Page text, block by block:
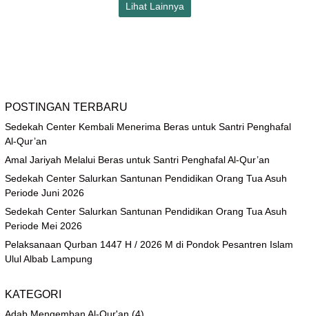
Lihat Lainnya
POSTINGAN TERBARU
Sedekah Center Kembali Menerima Beras untuk Santri Penghafal
Al-Qur’an
Amal Jariyah Melalui Beras untuk Santri Penghafal Al-Qur’an
Sedekah Center Salurkan Santunan Pendidikan Orang Tua Asuh
Periode Juni 2026
Sedekah Center Salurkan Santunan Pendidikan Orang Tua Asuh
Periode Mei 2026
Pelaksanaan Qurban 1447 H / 2026 M di Pondok Pesantren Islam
Ulul Albab Lampung
KATEGORI